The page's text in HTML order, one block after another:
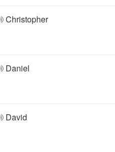
Christopher
Daniel
David